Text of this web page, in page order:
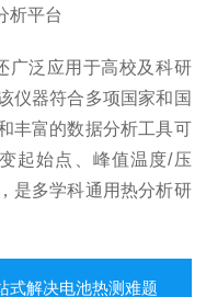
析平台
广泛应用于高校及科研
仪器符合多项国家和国
丰富的数据分析工具可
起始点、峰值温度/压
是多学科通用热分析研
式解决电池热测难题